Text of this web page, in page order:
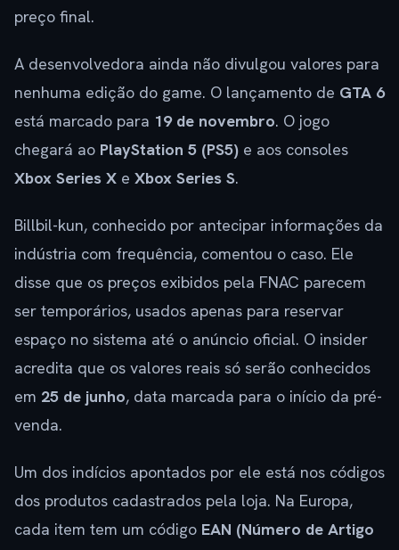
preço final.
A desenvolvedora ainda não divulgou valores para
nenhuma edição do game. O lançamento de GTA 6
está marcado para 19 de novembro. O jogo
chegará ao PlayStation 5 (PS5) e aos consoles
Xbox Series X e Xbox Series S.
Billbil-kun, conhecido por antecipar informações da
indústria com frequência, comentou o caso. Ele
disse que os preços exibidos pela FNAC parecem
ser temporários, usados apenas para reservar
espaço no sistema até o anúncio oficial. O insider
acredita que os valores reais só serão conhecidos
em 25 de junho, data marcada para o início da pré-
venda.
Um dos indícios apontados por ele está nos códigos
dos produtos cadastrados pela loja. Na Europa,
cada item tem um código EAN (Número de Artigo